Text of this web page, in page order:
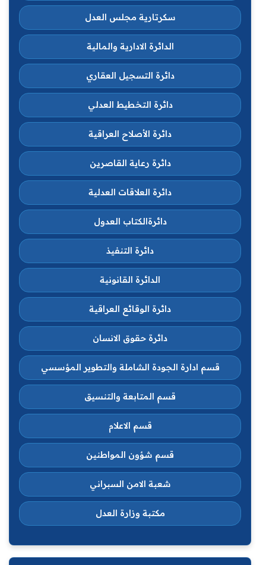
سكرتارية مجلس العدل
الدائرة الادارية والمالية
دائرة التسجيل العقاري
دائرة التخطيط العدلي
دائرة الأصلاح العراقية
دائرة رعاية القاصرين
دائرة العلاقات العدلية
دائرةالكتاب العدول
دائرة التنفيذ
الدائرة القانونية
دائرة الوقائع العراقية
دائرة حقوق الانسان
قسم ادارة الجودة الشاملة والتطوير المؤسسي
قسم المتابعة والتنسيق
قسم الاعلام
قسم شؤون المواطنين
شعبة الامن السبراني
مكتبة وزارة العدل